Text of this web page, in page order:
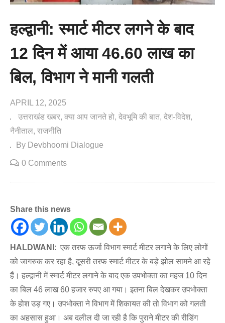
हल्द्वानी: स्मार्ट मीटर लगने के बाद
12 दिन में आया 46.60 लाख का
बिल, विभाग ने मानी गलती
APRIL 12, 2025
उत्तराखंड खबर क्या आप जानते हो देवभूमि की बात देश-विदेश
नैनीताल राजनीति
By Devbhoomi Dialogue
0 Comments
Share this news
HALDWANI : एक तरफ ऊर्जा विभाग स्मार्ट मीटर लगाने के लिए लोगों
को जागरुक कर रहा है, दूसरी तरफ स्मार्ट मीटर के बड़े झोल सामने आ रहे
हैं। हल्द्वानी में स्मार्ट मीटर लगाने के बाद एक उपभोक्ता का महज 10 दिन
का बिल 46 लाख 60 हजार रुपए आ गया। इतना बिल देखकर उपभोक्ता
के होश उड़ गए। उपभोक्ता ने विभाग में शिकायत की तो विभाग को गलती
का अहसास हुआ। अब दलील दी जा रही है कि पुराने मीटर की रीडिंग